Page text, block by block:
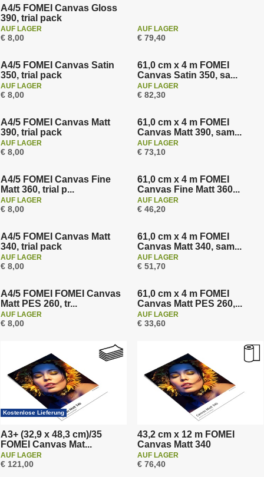
t
i
e
u
n
g
A4/5 FOMEI Canvas Gloss
390, trial pack
€ 8,00
AUF LAGER
€ 79,40
AUF LAGER
A4/5 FOMEI Canvas Satin
350, trial pack
€ 8,00
AUF LAGER
61,0 cm x 4 m FOMEI
Canvas Satin 350, sa...
€ 82,30
AUF LAGER
A4/5 FOMEI Canvas Matt
390, trial pack
€ 8,00
AUF LAGER
61,0 cm x 4 m FOMEI
Canvas Matt 390, sam...
€ 73,10
AUF LAGER
A4/5 FOMEI Canvas Fine
Matt 360, trial p...
€ 8,00
AUF LAGER
61,0 cm x 4 m FOMEI
Canvas Fine Matt 360...
€ 46,20
AUF LAGER
A4/5 FOMEI Canvas Matt
340, trial pack
€ 8,00
AUF LAGER
61,0 cm x 4 m FOMEI
Canvas Matt 340, sam...
€ 51,70
AUF LAGER
A4/5 FOMEI FOMEI Canvas
Matt PES 260, tr...
€ 8,00
AUF LAGER
61,0 cm x 4 m FOMEI
Canvas Matt PES 260,...
€ 33,60
AUF LAGER
Kostenlose Lieferung
A3+ (32,9 x 48,3 cm)/35
FOMEI Canvas Mat...
€ 121,00
AUF LAGER
43,2 cm x 12 m FOMEI
Canvas Matt 340
€ 76,40
AUF LAGER